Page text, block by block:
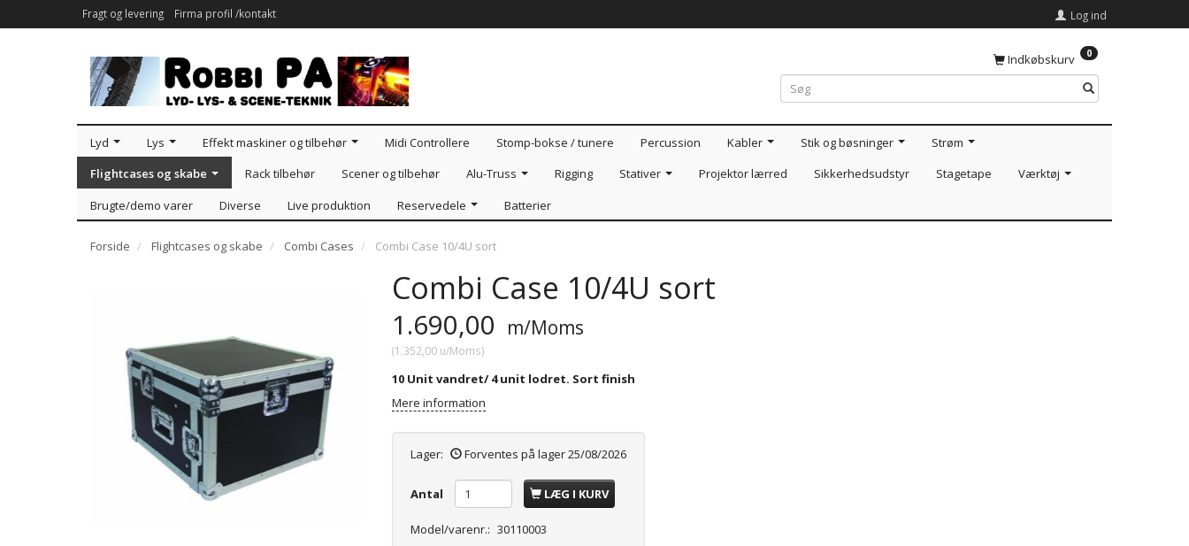
Fragt og levering Firma profil /kontakt Log ind
Indkøbskurv 0
Lyd Lys Effekt maskiner og tilbehør Midi Controllere Stomp-bokse / tunere Percussion Kabler Stik og bøsninger
Strøm
Flightcases og skabe
Rack tilbehør Scener og tilbehør Alu-Truss Rigging Stativer Projektor lærred Sikkerhedsudstyr Stagetape
Værktøj
Brugte/demo varer
Diverse Live produktion Reservedele Batterier
Forside Flightcases og skabe Combi Cases Combi Case 10/4U sort
Combi Case 10/4U sort
1.690,00 m/Moms
(1.352,00 u/Moms)
10 Unit vandret/ 4 unit lodret. Sort finish
Mere information
Lager: Forventes på lager 25/08/2026
Antal LÆG I KURV
Model/varenr.: 30110003